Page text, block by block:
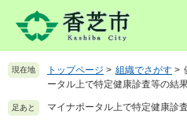
先を 現在地 トップページ > 組織でさがす >
ータル上で特定健康診査等の結
足あと マイナポータル上で特定健康診